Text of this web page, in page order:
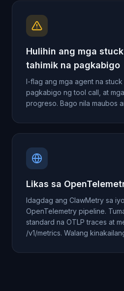
Hulihin ang mga
tahimik na pagkabigo
I-flag ang mga agent na
pagkabigo ng tool call, at
progreso. Bago nila maubos
Likas sa
Idagdag ang ClawMetry sa
OpenTelemetry pipeline.
standard na OTLP traces at
/v1/metrics. Walang